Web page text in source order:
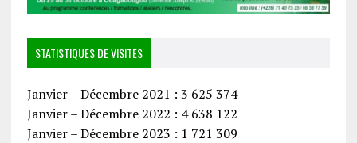
STATISTIQUES DE VISITES
Janvier – Décembre 2021 : 3 625 374
Janvier – Décembre 2022 : 4 638 122
Janvier – Décembre 2023 : 1 721 309